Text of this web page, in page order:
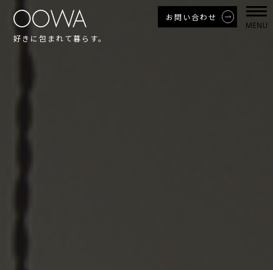
お問い合わせ
好きに包まれて暮らす。